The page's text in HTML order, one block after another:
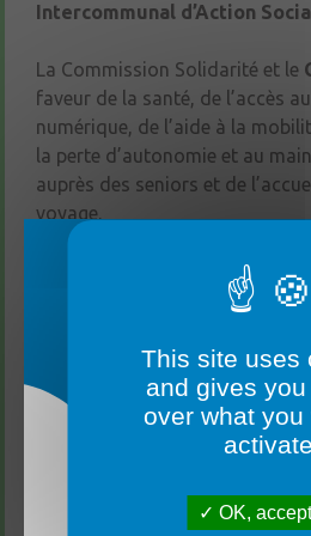
Intercommunal d’Action
La Commission Solidarité et le
faveur de la santé, de l’accès
numérique, de l’aide à la
la perte d’autonomie et au
auprès des seniors et de
voyage.
Acteur de coordination, le CIAS
avec les communes, les CCAS
énergies, et pour favoriser un
territorial porteur de valeurs
de solidarités.
maisons de santé, aide aux
Maisons France Services, ou
La mairie sera fermée du lundi
This site uses
and gives
over what you
activate
OK, accept